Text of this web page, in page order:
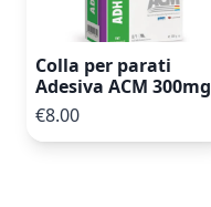
Colla per parati
Adesiva ACM 300mg
€8.00